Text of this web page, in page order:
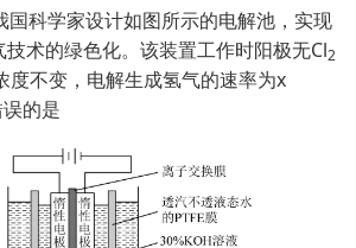
国科学家设计如图所示的电解池，实现
术的绿色化。该装置工作时阳极无Cl2
度不变，电解生成氢气的速率为x
的是